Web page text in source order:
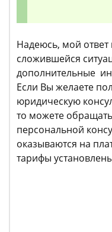
Надеюсь, мой
сложившейся
дополнительные
Если Вы желаете
юридическую
то можете
персональной
оказываются на
тарифы